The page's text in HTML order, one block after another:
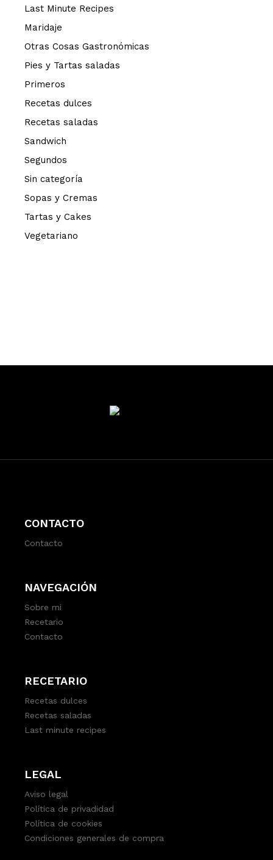
Last Minute Recipes
Maridaje
Otras Cosas Gastronómicas
Pies y Tartas saladas
Primeros
Recetas dulces
Recetas saladas
Sandwich
Segundos
Sin categoría
Sopas y Cremas
Tartas y Cakes
Vegetariano
CONTACTO
Contacto
NAVEGACIÓN
Sobre mi
Recetario
Contacto
RECETARIO
Recetas dulces
Recetas saladas
Last minute recipes
LEGAL
Aviso legal
Política de privadidad
Política de cookies
Condiciones generales de compra